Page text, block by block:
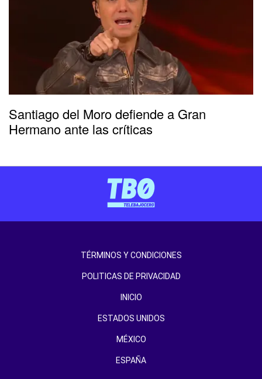
Santiago del Moro defiende a Gran
Hermano ante las críticas
TÉRMINOS Y CONDICIONES
POLITICAS DE PRIVACIDAD
INICIO
ESTADOS UNIDOS
MÉXICO
ESPAÑA